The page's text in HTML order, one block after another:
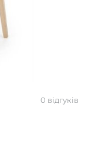
0 відгуків